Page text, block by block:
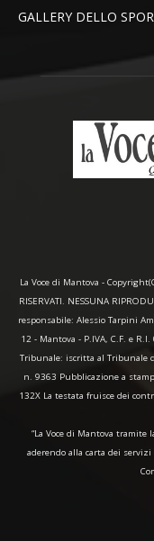
GALLERY DELLO
La Voce di Mantova -
RISERVATI. NESSUNA
responsabile: Alessio Tarpini
12 - Mantova - P.IVA, C.F. e
Tribunale: iscritta al Tribunale
n. 9363 Pubblicazione a
132X La testata fruisce dei
“La Voce di Mantova tramite
aderendo alla carta dei